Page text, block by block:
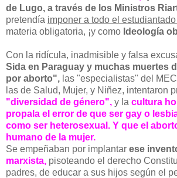
de Lugo, a través de los Ministros
pretendía imponer a todo el
materia obligatoria, ¡y como Ideología
Con la ridícula, inadmisible y falsa
Sida en Paraguay y muchas muertes
por aborto", las "especialistas" del
las de Salud, Mujer, y Niñez, intentaron
"diversidad de género", y la cultura
propala el error de que ser gay o
como ser heterosexual. Y que el
humano de la mujer.
Se empeñaban por implantar ese
marxista, pisoteando el derecho
padres, de educar a sus hijos según el